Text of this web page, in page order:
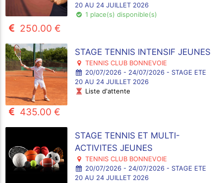
20 AU 24 JUILLET 2026
1 place(s) disponible(s)
250.00 €
STAGE TENNIS INTENSIF JEUNES
TENNIS CLUB BONNEVOIE
20/07/2026 - 24/07/2026 - STAGE ETE
20 AU 24 JUILLET 2026
Liste d'attente
435.00 €
STAGE TENNIS ET MULTI-
ACTIVITES JEUNES
TENNIS CLUB BONNEVOIE
20/07/2026 - 24/07/2026 - STAGE ETE
20 AU 24 JUILLET 2026